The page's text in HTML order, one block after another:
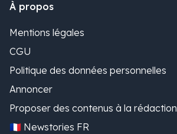
À propos
Mentions légales
CGU
Politique des données personnelles
Annoncer
Proposer des contenus à la rédaction
🇫🇷 Newstories FR